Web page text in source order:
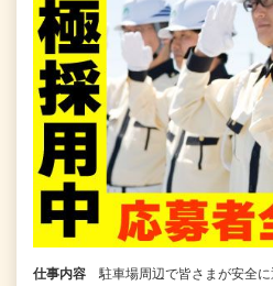
仕事内容
駐車場周辺で皆さまが安全